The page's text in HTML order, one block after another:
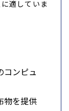
適していま
コンピュ
物を提供